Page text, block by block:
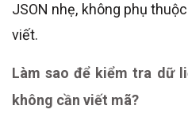
JSON nhẹ, không phụ
viết.
Làm sao để kiểm tra dữ
không cần viết mã?